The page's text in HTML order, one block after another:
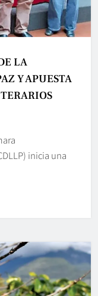
LA
Y APUESTA
inicia una